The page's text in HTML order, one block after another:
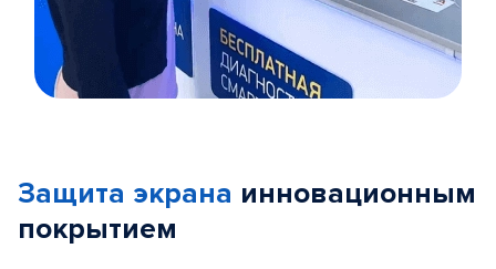
5
Защита экрана инновационным
покрытием